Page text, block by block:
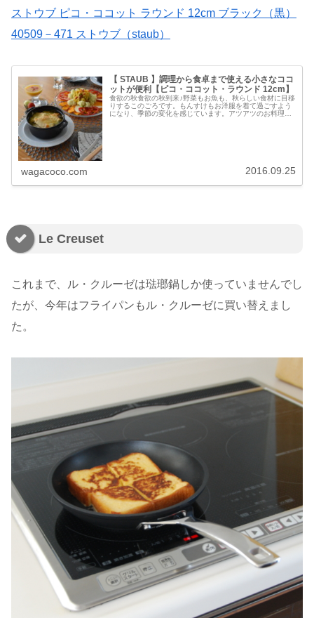
ストウブ ピコ・ココット ラウンド 12cm ブラック（黒）
40509－471 ストウブ（staub）
【 STAUB 】調理から食卓まで使える小さなココ
ットが便利【ピコ・ココット・ラウンド 12cm】
食欲の秋食欲の秋到来♪野菜もお魚も、秋らしい食材に目移
りするこのごろです。もんすけもお洋服を着て過ごすよう
になり、季節の変化を感じています。アツアツのお料理が
wagacoco.com 2016.09.25
Le Creuset
これまで、ル・クルーゼは琺瑯鍋しか使っていませんでし
たが、今年はフライパンもル・クルーゼに買い替えまし
た。